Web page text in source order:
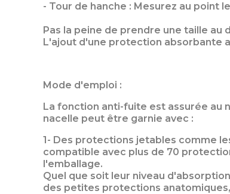
- Tour de hanche : Mesurez au point
Pas la peine de prendre une taille au
L'ajout d'une protection absorbante
Mode d'emploi :
La fonction anti-fuite est assurée au
nacelle peut être garnie avec :
1- Des protections jetables comme
compatible avec plus de 70
l'emballage.
Quel que soit leur niveau
des petites protections